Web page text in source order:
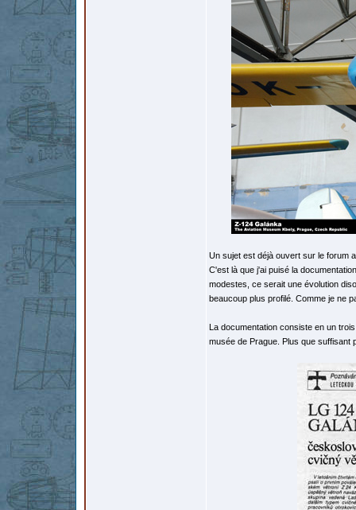
Un sujet est déjà ouvert sur le forum
C'est là que j'ai puisé la
modestes, ce serait une évolution
beaucoup plus profilé. Comme je ne
La documentation consiste en un
musée de Prague. Plus que suffisant